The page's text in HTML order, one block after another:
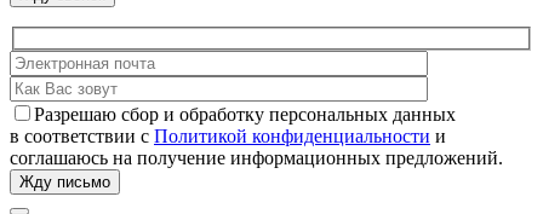
Разрешаю сбор и обработку персональных данных
в соответствии с Политикой конфиденциальности и
соглашаюсь на получение информационных предложений.